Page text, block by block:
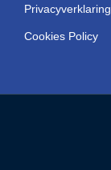
Privacyverklaring
Cookies Policy